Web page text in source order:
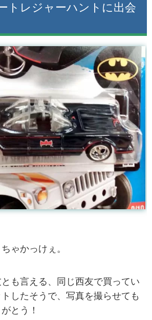
トレジャーハントに出会
ゃかっけぇ。
も言える、同じ西友で買ってい
したそうで、写真を撮らせても
とう！